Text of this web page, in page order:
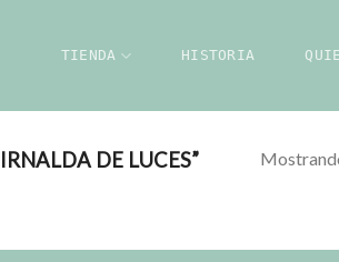
TIENDA HISTORIA
DE LUCES”